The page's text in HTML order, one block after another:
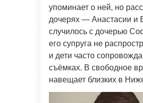
упоминает о ней, но
дочерях — Анастасии и
случилось с дочерью
его супруга не
и дети часто
съёмках. В свободное
навещает близких в